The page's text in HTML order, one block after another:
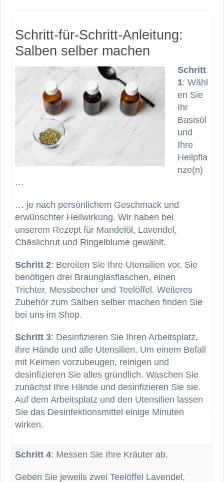
Schritt-für-Schritt-Anleitung:
Salben selber machen
Schritt
1: Wähl
en Sie
Ihr
Basisöl
und
Ihre
Heilpfla
nze(n)
…
… je nach persönlichem Geschmack und
erwünschter Heilwirkung. Wir haben bei
unserem Rezept für Mandelöl, Lavendel,
Chäslichrut und Ringelblume gewählt.
Schritt 2: Bereiten Sie Ihre Utensilien vor. Sie
benötigen drei Braunglasflaschen, einen
Trichter, Messbecher und Teelöffel. Weiteres
Zubehör zum Salben selber machen finden Sie
bei uns im Shop.
Schritt 3: Desinfizieren Sie Ihren Arbeitsplatz,
ihre Hände und alle Utensilien. Um einem Befall
mit Keimen vorzubeugen, reinigen und
desinfizieren Sie alles gründlich. Waschen Sie
zunächst Ihre Hände und desinfizieren Sie sie.
Auf dem Arbeitsplatz und den Utensilien lassen
Sie das Desinfektionsmittel einige Minuten
wirken.
Schritt 4: Messen Sie Ihre Kräuter ab.
Geben Sie jeweils zwei Teelöffel Lavendel,